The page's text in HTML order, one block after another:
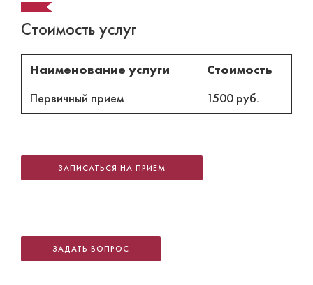
Стоимость услуг
Наименование услуги Стоимость
Первичный прием 1500 руб.
ЗАПИСАТЬСЯ НА ПРИЕМ
ЗАДАТЬ ВОПРОС